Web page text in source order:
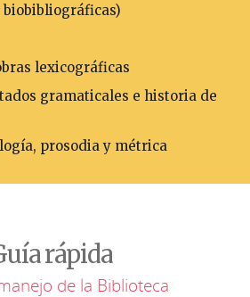
biobibliográficas)
lexicográficas
gramaticales e historia de
prosodia y métrica
rápida
de la Biblioteca